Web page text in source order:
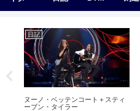
日記
ヌーノ・ベッテンコート＋スティ
ーブン・タイラー